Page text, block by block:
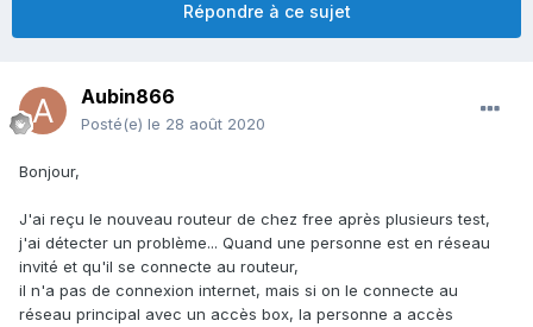
Répondre à ce sujet
Aubin866
Posté(e) le 28 août 2020
Bonjour,
J'ai reçu le nouveau routeur de chez free après plusieurs test,
j'ai détecter un problème... Quand une personne est en réseau
invité et qu'il se connecte au routeur,
il n'a pas de connexion internet, mais si on le connecte au
réseau principal avec un accès box, la personne a accès